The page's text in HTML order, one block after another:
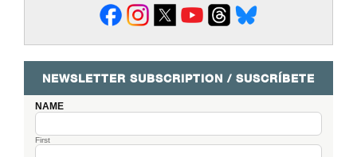
NEWSLETTER SUBSCRIPTION / SUSCRÍBETE
NAME
First